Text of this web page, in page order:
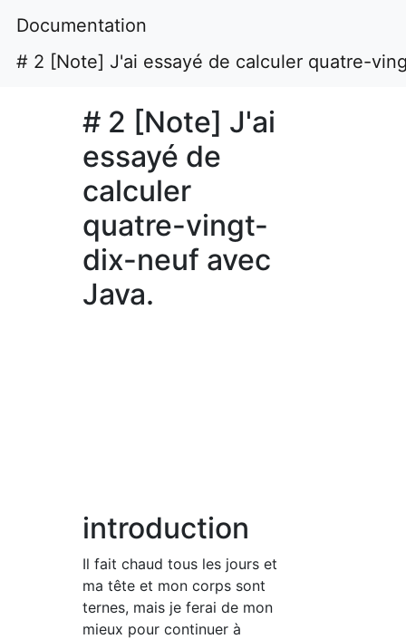
Documentation
# 2 [Note] J'ai essayé de calculer quatre-
# 2 [Note] J'ai
essayé de
calculer
quatre-vingt-
dix-neuf avec
Java.
introduction
Il fait chaud tous les jours et
ma tête et mon corps sont
ternes, mais je ferai de mon
mieux pour continuer à